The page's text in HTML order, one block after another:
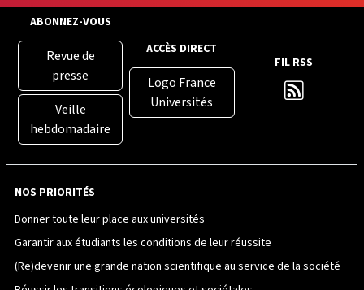
ABONNEZ-VOUS
Revue de
presse
Veille
hebdomadaire
ACCÈS DIRECT
Logo France
Universités
FIL RSS
NOS PRIORITÉS
Donner toute leur place aux universités
Garantir aux étudiants les conditions de leur réussite
(Re)devenir une grande nation scientifique au service de la société